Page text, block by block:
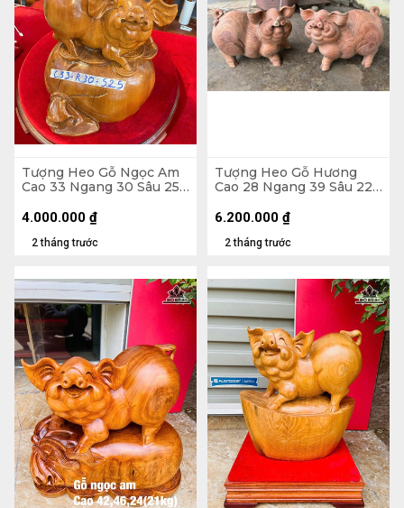
Tượng Heo Gỗ Ngọc Am
Cao 33 Ngang 30 Sâu 25
2 tháng trước
4.000.000 ₫
Tượng Heo Gỗ Hương
Cao 28 Ngang 39 Sâu 22
2 tháng trước
6.200.000 ₫